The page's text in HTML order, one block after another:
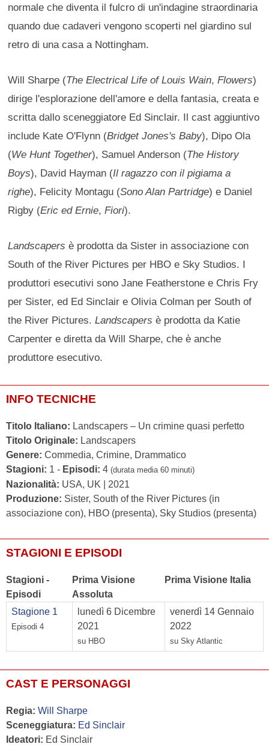
normale che diventa il fulcro di un'indagine straordinaria
quando due cadaveri vengono scoperti nel giardino sul
retro di una casa a Nottingham.
Will Sharpe (The Electrical Life of Louis Wain,Flowers)
dirige l'esplorazione dell'amore e della fantasia, creata e
scritta dallo sceneggiatore Ed Sinclair. Il cast aggiuntivo
include Kate O'Flynn (Bridget Jones's Baby), Dipo Ola
(We Hunt Together), Samuel Anderson (The History
Boys), David Hayman (Il ragazzo con il pigiama a
righe), Felicity Montagu (Sono Alan Partridge) e Daniel
Rigby (Eric ed Ernie,Fiori).
Landscapersè prodotta da Sister in associazione con
South of the River Pictures per HBO e Sky Studios. I
produttori esecutivi sono Jane Featherstone e Chris Fry
per Sister, ed Ed Sinclair e Olivia Colman per South of
the River Pictures.Landscapersè prodotta da Katie
Carpenter e diretta da Will Sharpe, che è anche
produttore esecutivo.
INFO TECNICHE
Titolo Italiano: Landscapers – Un crimine quasi perfetto
Titolo Originale: Landscapers
Genere: Commedia, Crimine, Drammatico
Stagioni: 1 - Episodi: 4 (durata media 60 minuti)
Nazionalità: USA, UK | 2021
Produzione: Sister, South of the River Pictures (in
associazione con), HBO (presenta), Sky Studios (presenta)
STAGIONI E EPISODI
Stagioni -
Episodi
Prima Visione
Assoluta
Prima Visione Italia
Stagione 1
Episodi 4
lunedì 6 Dicembre
2021
su HBO
venerdì 14 Gennaio
2022
su Sky Atlantic
CAST E PERSONAGGI
Regia: Will Sharpe
Sceneggiatura: Ed Sinclair
Ideatori: Ed Sinclair